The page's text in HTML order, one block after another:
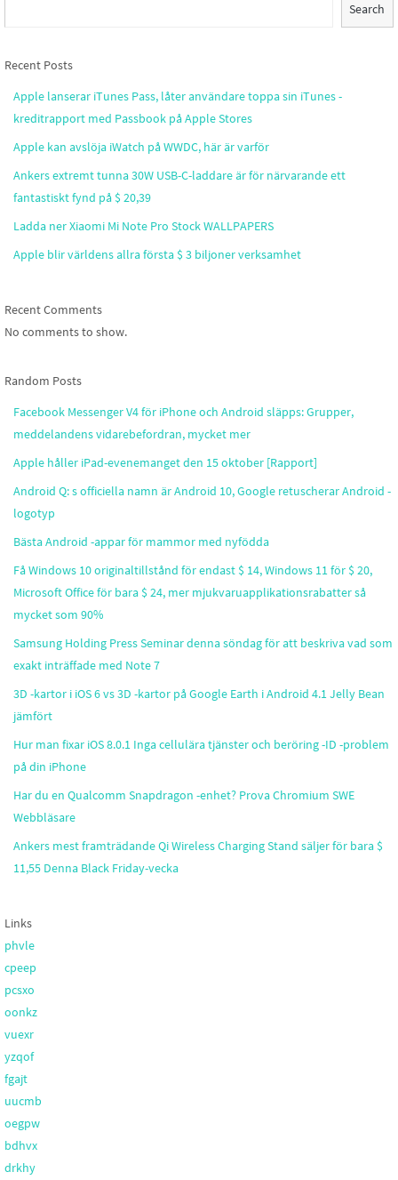
Search
Recent Posts
Apple lanserar iTunes Pass, låter användare toppa sin iTunes -
kreditrapport med Passbook på Apple Stores
Apple kan avslöja iWatch på WWDC, här är varför
Ankers extremt tunna 30W USB-C-laddare är för närvarande ett
fantastiskt fynd på $ 20,39
Ladda ner Xiaomi Mi Note Pro Stock WALLPAPERS
Apple blir världens allra första $ 3 biljoner verksamhet
Recent Comments
No comments to show.
Random Posts
Facebook Messenger V4 för iPhone och Android släpps: Grupper,
meddelandens vidarebefordran, mycket mer
Apple håller iPad-evenemanget den 15 oktober [Rapport]
Android Q: s officiella namn är Android 10, Google retuscherar Android -
logotyp
Bästa Android -appar för mammor med nyfödda
Få Windows 10 originaltillstånd för endast $ 14, Windows 11 för $ 20,
Microsoft Office för bara $ 24, mer mjukvaruapplikationsrabatter så
mycket som 90%
Samsung Holding Press Seminar denna söndag för att beskriva vad som
exakt inträffade med Note 7
3D -kartor i iOS 6 vs 3D -kartor på Google Earth i Android 4.1 Jelly Bean
jämfört
Hur man fixar iOS 8.0.1 Inga cellulära tjänster och beröring -ID -problem
på din iPhone
Har du en Qualcomm Snapdragon -enhet? Prova Chromium SWE
Webbläsare
Ankers mest framträdande Qi Wireless Charging Stand säljer för bara $
11,55 Denna Black Friday-vecka
Links
phvle
cpeep
pcsxo
oonkz
vuexr
yzqof
fgajt
uucmb
oegpw
bdhvx
drkhy